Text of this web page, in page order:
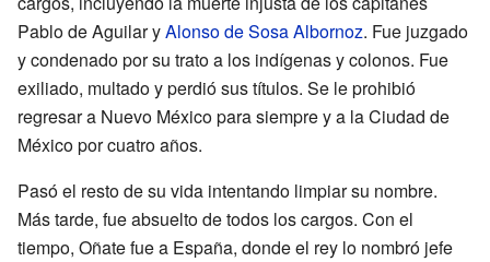
Pablo de Aguilar yAlonso de Sosa Albornoz. Fue juzgado
y condenado por su trato a los indígenas y colonos. Fue
exiliado, multado y perdió sus títulos. Se le prohibió
regresar a Nuevo México para siempre y a la Ciudad de
México por cuatro años.
Pasó el resto de su vida intentando limpiar su nombre.
Más tarde, fue absuelto de todos los cargos. Con el
tiempo, Oñate fue a España, donde el rey lo nombró jefe